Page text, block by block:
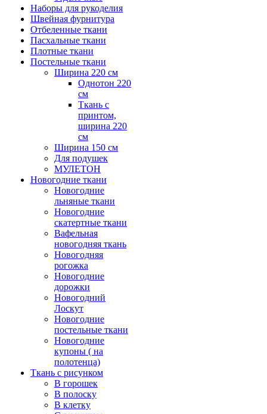
Наборы для рукоделия
Швейная фурнитура
Отбеленные ткани
Пасхальные ткани
Плотные ткани
Постельные ткани
Ширина 220 см
Однотон 220
см
Ткань с
принтом,
ширина 220
см
Ширина 150 см
Для подушек
МУЛЕТОН
Новогодние ткани
Новогодние
льняные ткани
Новогодние
скатертные ткани
Вафельная
новогодняя ткань
Новогодняя
рогожка
Новогодние
дорожки
Новогодний
Лоскут
Новогодние
постельные ткани
Новогодние
купоны ( на
полотенца)
Ткань с рисунком
В горошек
В полоску
В клетку